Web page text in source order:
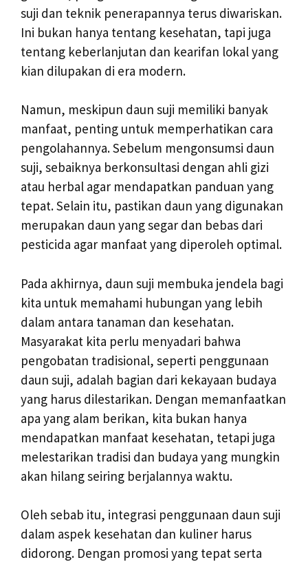
suji dan teknik penerapannya terus diwariskan.
Ini bukan hanya tentang kesehatan, tapi juga
tentang keberlanjutan dan kearifan lokal yang
kian dilupakan di era modern.
Namun, meskipun daun suji memiliki banyak
manfaat, penting untuk memperhatikan cara
pengolahannya. Sebelum mengonsumsi daun
suji, sebaiknya berkonsultasi dengan ahli gizi
atau herbal agar mendapatkan panduan yang
tepat. Selain itu, pastikan daun yang digunakan
merupakan daun yang segar dan bebas dari
pesticida agar manfaat yang diperoleh optimal.
Pada akhirnya, daun suji membuka jendela bagi
kita untuk memahami hubungan yang lebih
dalam antara tanaman dan kesehatan.
Masyarakat kita perlu menyadari bahwa
pengobatan tradisional, seperti penggunaan
daun suji, adalah bagian dari kekayaan budaya
yang harus dilestarikan. Dengan memanfaatkan
apa yang alam berikan, kita bukan hanya
mendapatkan manfaat kesehatan, tetapi juga
melestarikan tradisi dan budaya yang mungkin
akan hilang seiring berjalannya waktu.
Oleh sebab itu, integrasi penggunaan daun suji
dalam aspek kesehatan dan kuliner harus
didorong. Dengan promosi yang tepat serta